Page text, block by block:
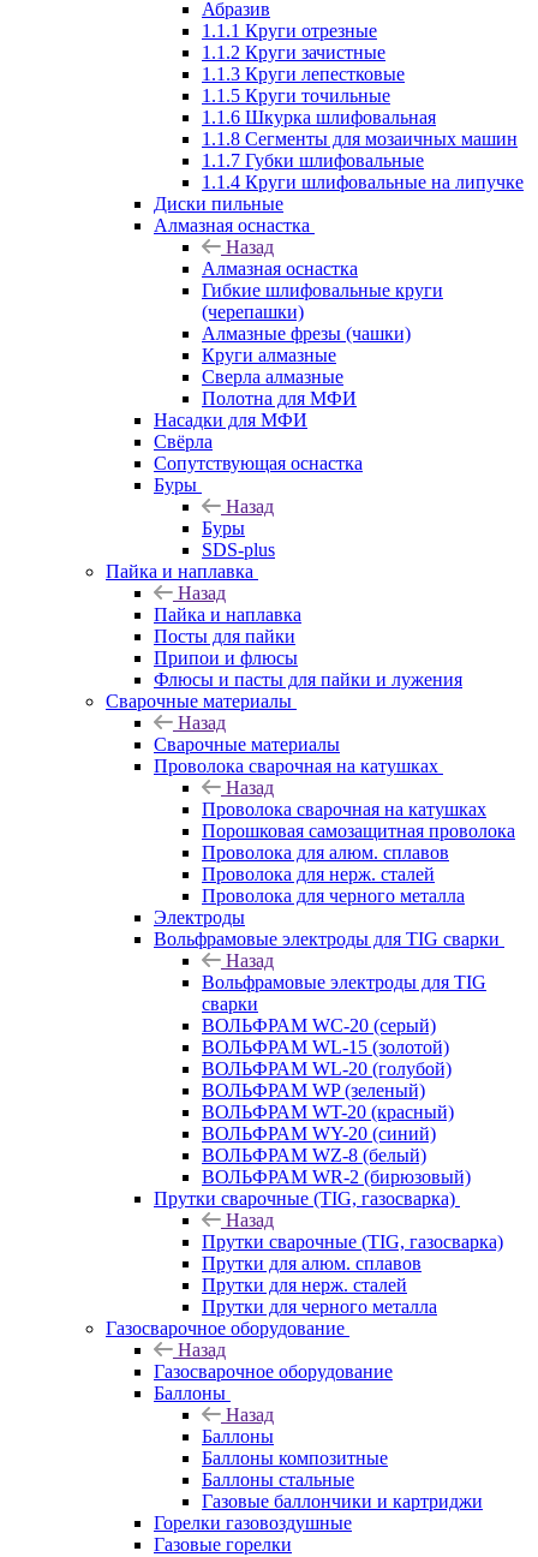
Абразив
1.1.1 Круги отрезные
1.1.2 Круги зачистные
1.1.3 Круги лепестковые
1.1.5 Круги точильные
1.1.6 Шкурка шлифовальная
1.1.8 Сегменты для мозаичных машин
1.1.7 Губки шлифовальные
1.1.4 Круги шлифовальные на липучке
Диски пильные
Алмазная оснастка
Назад
Алмазная оснастка
Гибкие шлифовальные круги
(черепашки)
Алмазные фрезы (чашки)
Круги алмазные
Сверла алмазные
Полотна для МФИ
Насадки для МФИ
Свёрла
Сопутствующая оснастка
Буры
Назад
Буры
SDS-plus
Пайка и наплавка
Назад
Пайка и наплавка
Посты для пайки
Припои и флюсы
Флюсы и пасты для пайки и лужения
Сварочные материалы
Назад
Сварочные материалы
Проволока сварочная на катушках
Назад
Проволока сварочная на катушках
Порошковая самозащитная проволока
Проволока для алюм. сплавов
Проволока для нерж. сталей
Проволока для черного металла
Электроды
Вольфрамовые электроды для TIG сварки
Назад
Вольфрамовые электроды для TIG
сварки
ВОЛЬФРАМ WC-20 (серый)
ВОЛЬФРАМ WL-15 (золотой)
ВОЛЬФРАМ WL-20 (голубой)
ВОЛЬФРАМ WP (зеленый)
ВОЛЬФРАМ WT-20 (красный)
ВОЛЬФРАМ WY-20 (синий)
ВОЛЬФРАМ WZ-8 (белый)
ВОЛЬФРАМ WR-2 (бирюзовый)
Прутки сварочные (TIG, газосварка)
Назад
Прутки сварочные (TIG, газосварка)
Прутки для алюм. сплавов
Прутки для нерж. сталей
Прутки для черного металла
Газосварочное оборудование
Назад
Газосварочное оборудование
Баллоны
Назад
Баллоны
Баллоны композитные
Баллоны стальные
Газовые баллончики и картриджи
Горелки газовоздушные
Газовые горелки